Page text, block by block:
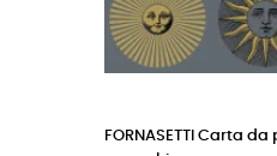
Carta da parati Soli Midnight